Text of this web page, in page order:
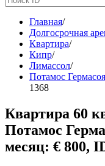
Главная/
Долгосрочная
Квартира/
Кипр/
Лимассол/
Потамос Гермасоя
1368
Квартира 60
Потамос
месяц: € 800,